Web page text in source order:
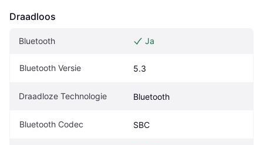
Draadloos
Bluetooth Ja
Bluetooth Versie 5.3
Draadloze Technologie Bluetooth
Bluetooth Codec SBC